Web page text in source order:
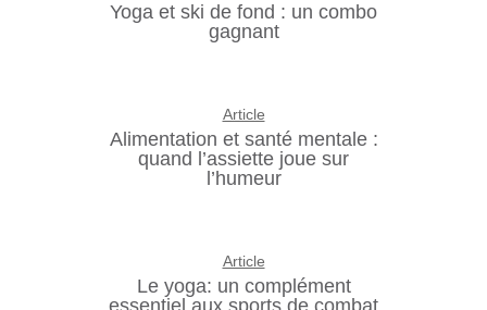
Yoga et ski de fond : un combo
gagnant
Article
Alimentation et santé mentale :
quand l’assiette joue sur
l’humeur
Article
Le yoga: un complément